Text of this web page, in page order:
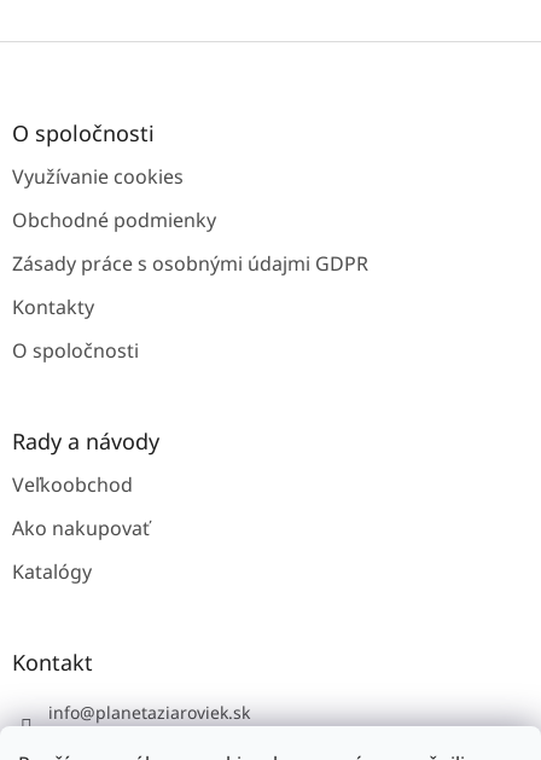
Z
O spoločnosti
Využívanie cookies
Obchodné podmienky
Zásady práce s osobnými údajmi GDPR
Kontakty
O spoločnosti
Rady a návody
Veľkoobchod
Ako nakupovať
Katalógy
Kontakt
info@planetaziaroviek.sk